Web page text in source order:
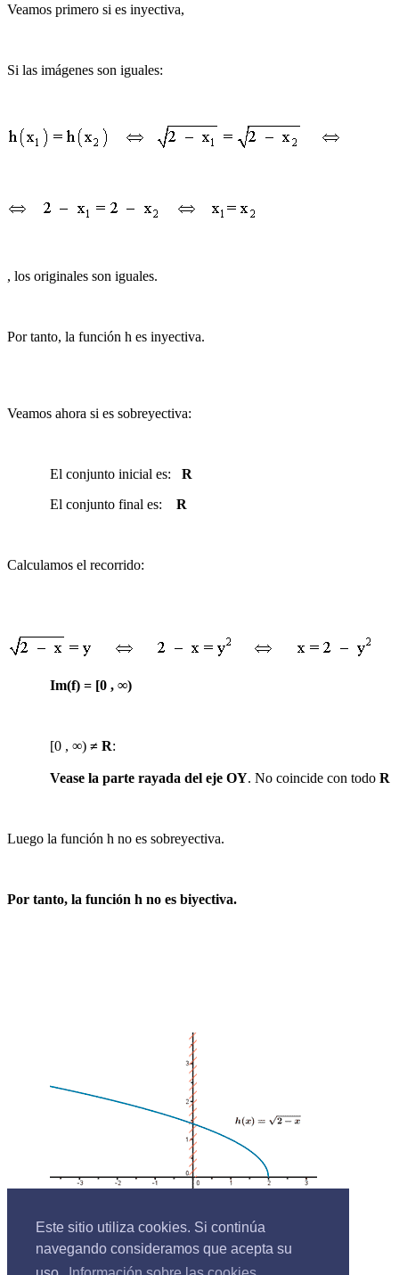
Este sitio utiliza cookies. Si continúa
navegando consideramos que acepta su
Veamos primero si es inyectiva,
Si las imágenes son iguales:
, los originales son iguales.
Por tanto, la función h es inyectiva.
Veamos ahora si es sobreyectiva:
El conjunto inicial es:
R
El conjunto final es: R
Calculamos el recorrido:
Im(f) = [0 , ∞)
[0 , ∞) ≠ R:
Vease la parte rayada del eje OY. No coincide con todo R
Luego la función h no es sobreyectiva.
Por tanto, la función h no es biyectiva.